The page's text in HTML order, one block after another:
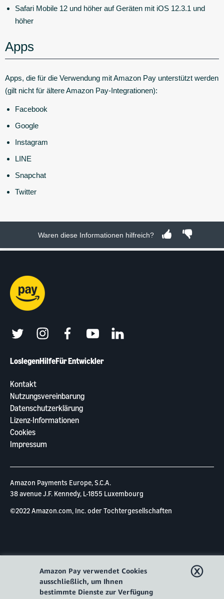
Safari Mobile 12 und höher auf Geräten mit iOS 12.3.1 und
höher
Apps
Apps, die für die Verwendung mit Amazon Pay unterstützt werden
(gilt nicht für ältere Amazon Pay-Integrationen):
Facebook
Google
Instagram
LINE
Snapchat
Twitter
Waren diese Informationen hilfreich?
LoslegenHilfeFür Entwickler
Kontakt
Nutzungsvereinbarung
Datenschutzerklärung
Lizenz-Informationen
Cookies
Impressum
twitter instagramfacebookyoutubelinkedin
Amazon Payments Europe, S.C.A.
38 avenue J.F. Kennedy, L-1855 Luxembourg
©2022 Amazon.com, Inc. oder Tochtergesellschaften
Amazon Pay verwendet Cookies
ausschließlich, um Ihnen
bestimmte Dienste zur Verfügung
ⓧ